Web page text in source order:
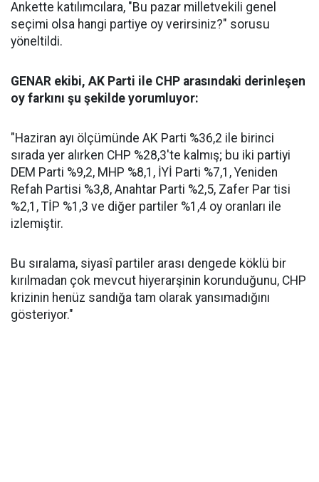
Ankette katılımcılara, "Bu pazar milletvekili genel
seçimi olsa hangi partiye oy verirsiniz?" sorusu
yöneltildi.
GENAR ekibi, AK Parti ile CHP arasındaki derinleşen
oy farkını şu şekilde yorumluyor:
"Haziran ayı ölçümünde AK Parti %36,2 ile birinci
sırada yer alırken CHP %28,3'te kalmış; bu iki partiyi
DEM Parti %9,2, MHP %8,1, İYİ Parti %7,1, Yeniden
Refah Partisi %3,8, Anahtar Parti %2,5, Zafer Par tisi
%2,1, TİP %1,3 ve diğer partiler %1,4 oy oranları ile
izlemiştir.
Bu sıralama, siyasî partiler arası dengede köklü bir
kırılmadan çok mevcut hiyerarşinin korunduğunu, CHP
krizinin henüz sandığa tam olarak yansımadığını
gösteriyor."